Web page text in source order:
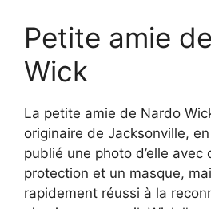
Petite amie
Wick
La petite amie de Nardo
originaire de Jacksonville,
publié une photo d’elle
protection et un masque,
rapidement réussi à la